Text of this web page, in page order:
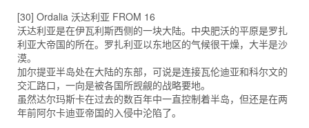
[30] Ordalia 沃达利亚 FROM 16
沃达利亚是在伊瓦利斯西侧的一块大陆。中央肥沃的平原是罗扎
利亚大帝国的所在。罗扎利亚以东地区的气候很干燥，大半是沙
漠。
加尔提亚半岛处在大陆的东部，可说是连接瓦伦迪亚和科尔文的
交汇路口，一向是被各国所觊觎的战略要地。
虽然达尔玛斯卡在过去的数百年中一直控制着半岛，但还是在两
年前阿尔卡迪亚帝国的入侵中沦陷了。